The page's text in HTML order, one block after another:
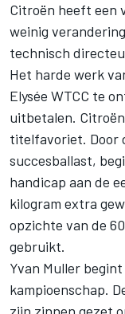
Citroën heeft een
weinig
technisch
Het harde werk
Elysée WTCC te
uitbetalen.
titelfavoriet. Door
succesballast,
handicap aan de
kilogram extra
opzichte van de
gebruikt.
Yvan Muller
kampioenschap.